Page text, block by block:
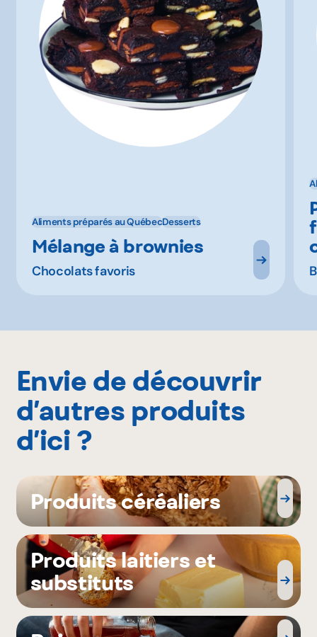
Aliments préparés au QuébecDesserts
Mélange à brownies
Chocolats favoris
Envie de découvrir
d’autres produits
d’ici ?
Produits céréaliers
Produits laitiers et
substituts